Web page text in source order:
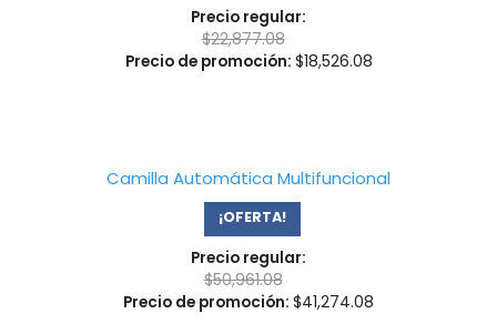
Precio regular:
$22,877.08
Precio de promoción: $18,526.08
Camilla Automática Multifuncional
¡OFERTA!
Precio regular:
$50,961.08
Precio de promoción: $41,274.08